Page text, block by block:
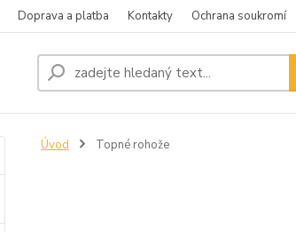
Doprava a platba Kontakty Ochrana soukromí
Úvod Topné rohože